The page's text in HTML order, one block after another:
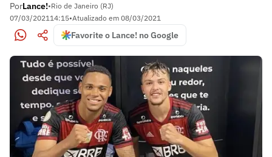
PorLance!•Rio de Janeiro (RJ)
07/03/202114:15•Atualizado em 08/03/2021
Favorite o Lance! no Google